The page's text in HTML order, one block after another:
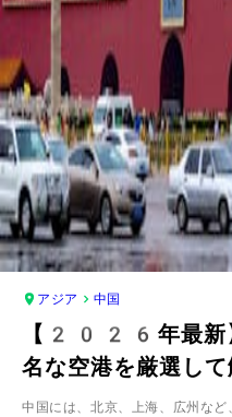
アジア 中国
【2026年最新】
名な空港を厳選し
中国には、北京、上海、広州な